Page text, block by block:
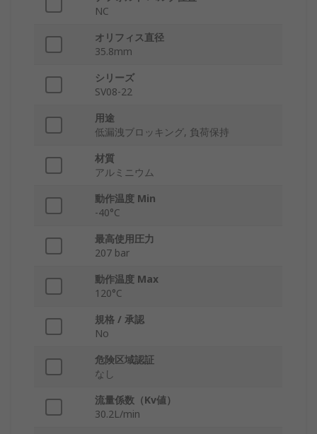
NC
オリフィス直径
35.8mm
シリーズ
SV08-22
用途
低漏洩ブロッキング, 負荷保持
材質
アルミニウム
動作温度 Min
-40°C
最高使用圧力
207 bar
動作温度 Max
120°C
規格 / 承認
No
危険区域認証
なし
流量係数（Kv値）
30.2L/min